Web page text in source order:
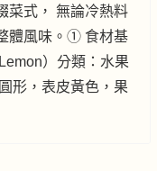
菜式， 無論冷熱料
體風味。① 食材基
）分類：水果
形，表皮黃色，果